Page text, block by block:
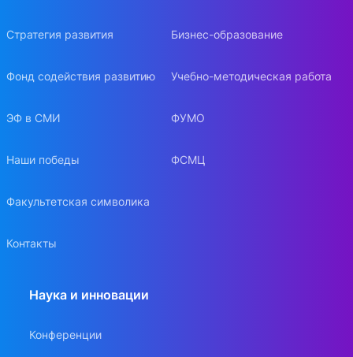
Стратегия развития
Фонд содействия развитию
ЭФ в СМИ
Наши победы
Факультетская символика
Контакты
Бизнес-образование
Учебно-методическая работа
ФУМО
ФСМЦ
Наука и инновации
Конференции